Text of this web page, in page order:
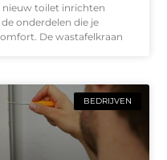
nieuw toilet inrichten
onderdelen die je
De wastafelkraan
BEDRIJVEN